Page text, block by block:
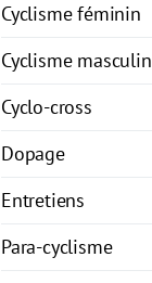
Cyclisme féminin
Cyclisme masculin
Cyclo-cross
Dopage
Entretiens
Para-cyclisme